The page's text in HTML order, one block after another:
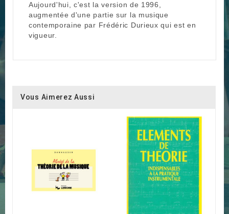
Aujourd'hui, c'est la version de 1996,
augmentée d'une partie sur la musique
contemporaine par Frédéric Durieux qui est en
vigueur.
Vous Aimerez Aussi